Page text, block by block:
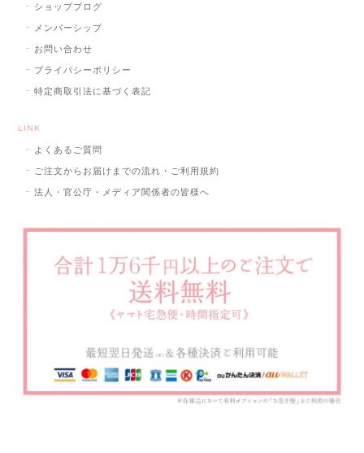
ショップブログ
メンバーシップ
お問い合わせ
プライバシーポリシー
特定商取引法に基づく表記
LINK
よくあるご質問
ご注文からお届けまでの流れ・ご利用規約
法人・官公庁・メディア関係者の皆様へ